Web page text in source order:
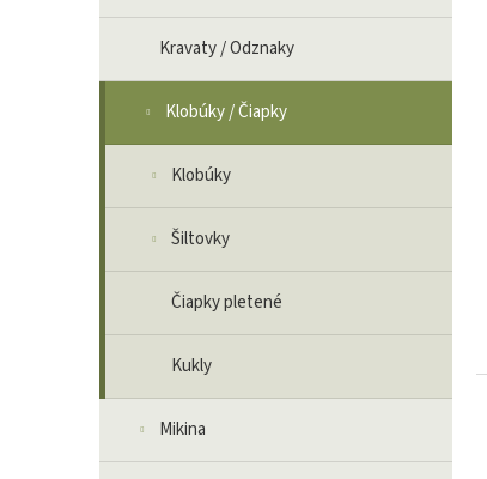
Kravaty / Odznaky
Klobúky / Čiapky
Klobúky
Šiltovky
Čiapky pletené
Kukly
Mikina